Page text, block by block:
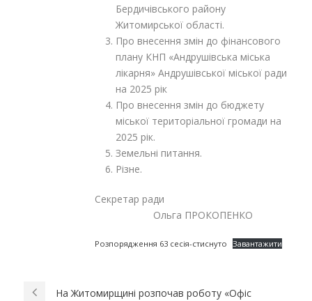
Бердичівського району
Житомирської області.
Про внесення змін до фінансового
плану КНП «Андрушівська міська
лікарня» Андрушівської міської ради
на 2025 рік
Про внесення змін до бюджету
міської територіальної громади на
2025 рік.
Земельні питання.
Різне.
Секретар ради
Ольга ПРОКОПЕНКО
Розпорядження 63 сесія-стиснуто Завантажити
На Житомирщині розпочав роботу «Офіс